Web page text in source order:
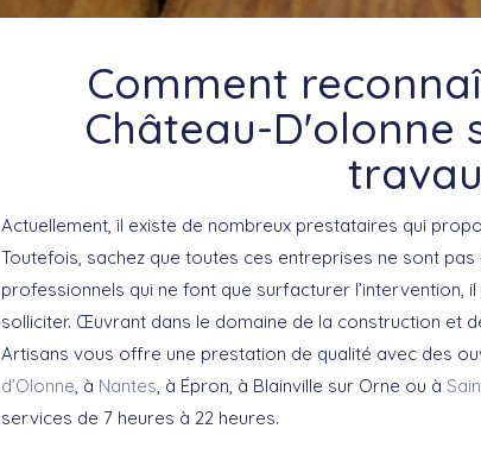
Comment
Château-D'olonne
Actuellement, il existe de nombreux prestataires qui
Toutefois, sachez que toutes ces entreprises ne sont
professionnels qui ne font que surfacturer l’intervention,
solliciter. Œuvrant dans le domaine de la construction et
Artisans vous offre une prestation de qualité avec des
d’Olonne, à Nantes, à Épron, à Blainville sur Orne ou à
services de 7 heures à 22 heures.